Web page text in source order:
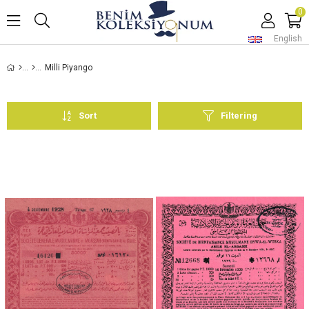
English
0
Milli Piyango
Filtering
Sort